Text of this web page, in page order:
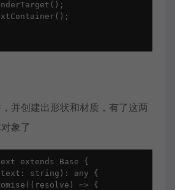
并创建出形状和材质，有了这两
象了
extends Base {
string): any {
=> {